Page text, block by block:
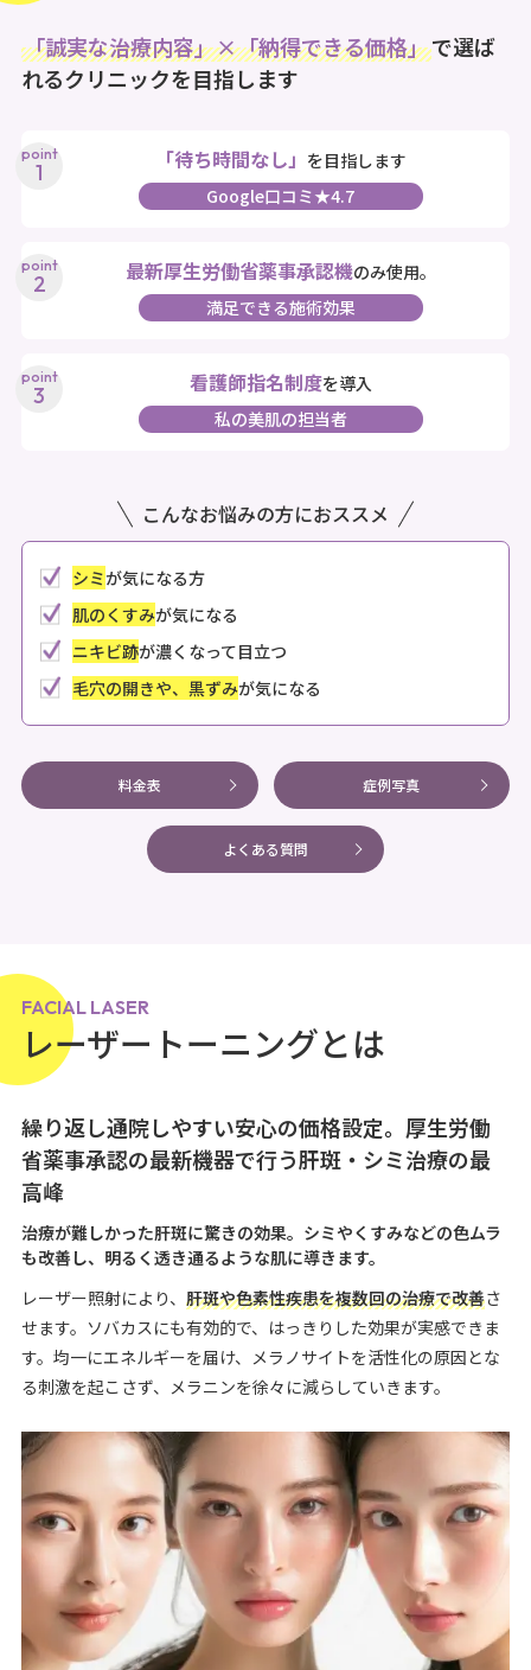
「誠実な治療内容」×「納得できる価格」で選ば
れるクリニックを目指します
「待ち時間なし」 を目指します
Google口コミ★4.7
最新厚生労働省薬事承認機のみ使用。
満足できる施術効果
看護師指名制度を導入
私の美肌の担当者
こんなお悩みの方におススメ
シミが気になる方
肌のくすみが気になる
ニキビ跡が濃くなって目立つ
毛穴の開きや、黒ずみが気になる
料金表 症例写真
よくある質問
FACIAL LASER
レーザートーニングとは
繰り返し通院しやすい安心の価格設定。厚生労働
省薬事承認の最新機器で行う肝斑・シミ治療の最
高峰
治療が難しかった肝斑に驚きの効果。シミやくすみなどの色ムラ
も改善し、明るく透き通るような肌に導きます。
レーザー照射により、 肝斑や色素性疾患を複数回の治療で改善さ
せます。ソバカスにも有効的で、はっきりした効果が実感できま
す。均一にエネルギーを届け、メラノサイトを活性化の原因とな
る刺激を起こさず、メラニンを徐々に減らしていきます。